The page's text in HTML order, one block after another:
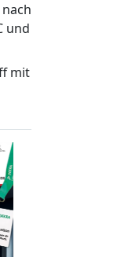
und
mit